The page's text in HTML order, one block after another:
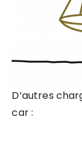
D’autres
car :